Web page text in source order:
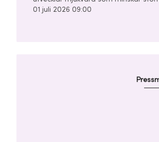
mellan bilars radarsystem.
01 juli 2026 09:00